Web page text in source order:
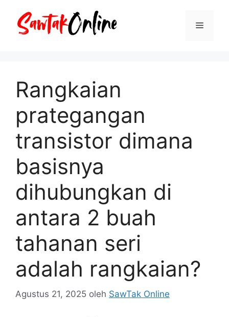
Menu
Rangkaian
prategangan
transistor dimana
basisnya
dihubungkan di
antara 2 buah
tahanan seri
adalah rangkaian?
Agustus 21, 2025 oleh SawTak Online